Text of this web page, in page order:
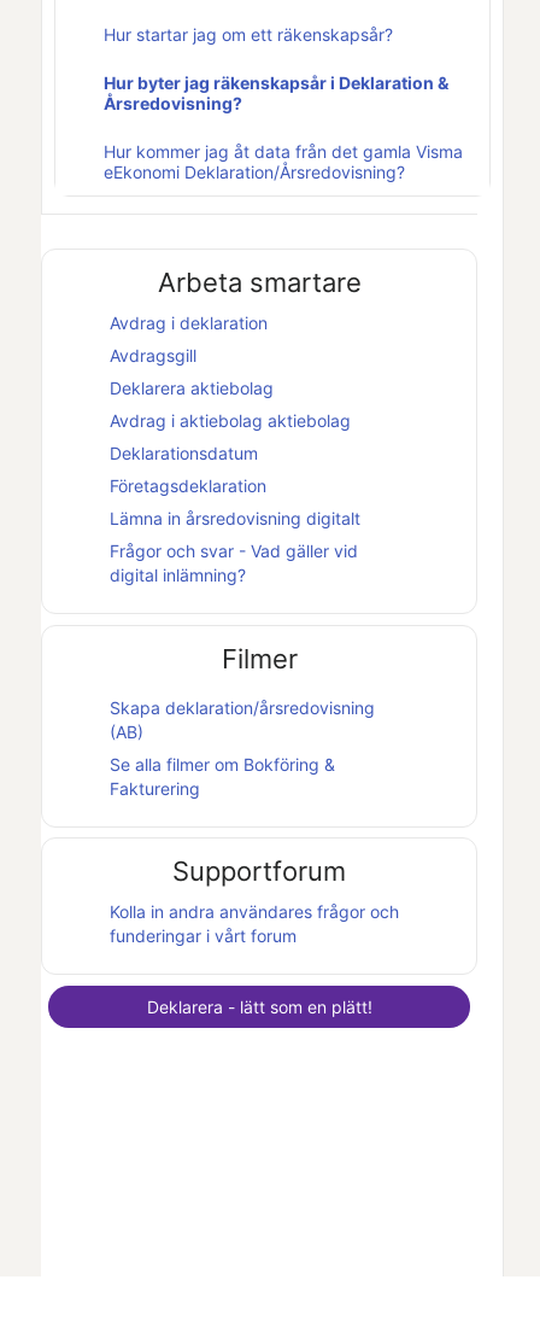
Hur startar jag om ett räkenskapsår?
Hur byter jag räkenskapsår i Deklaration &
Årsredovisning?
Hur kommer jag åt data från det gamla Visma
eEkonomi Deklaration/Årsredovisning?
Arbeta smartare
Avdrag i deklaration
Avdragsgill
Deklarera aktiebolag
Avdrag i aktiebolag aktiebolag
Deklarationsdatum
Företagsdeklaration
Lämna in årsredovisning digitalt
Frågor och svar - Vad gäller vid
digital inlämning?
Filmer
Skapa deklaration/årsredovisning
(AB)
Se alla filmer om Bokföring &
Fakturering
Supportforum
Kolla in andra användares frågor och
funderingar i vårt forum
Deklarera - lätt som en plätt!